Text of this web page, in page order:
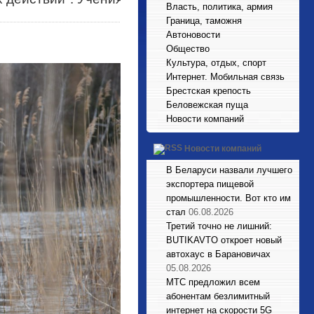
Власть, политика, армия
Граница, таможня
Автоновости
Общество
Культура, отдых, спорт
Интернет. Мобильная связь
Брестская крепость
Беловежская пуща
Новости компаний
Новости компаний
В Беларуси назвали лучшего
экспортера пищевой
промышленности. Вот кто им
стал 06.08.2026
Третий точно не лишний:
BUTIKAVTO откроет новый
автохаус в Барановичах
05.08.2026
МТС предложил всем
абонентам безлимитный
интернет на скорости 5G